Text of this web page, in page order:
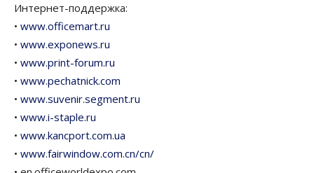
Интернет-поддержка:
• www.officemart.ru
• www.exponews.ru
• www.print-forum.ru
• www.pechatnick.com
• www.suvenir.segment.ru
• www.i-staple.ru
• www.kancport.com.ua
• www.fairwindow.com.cn/cn/